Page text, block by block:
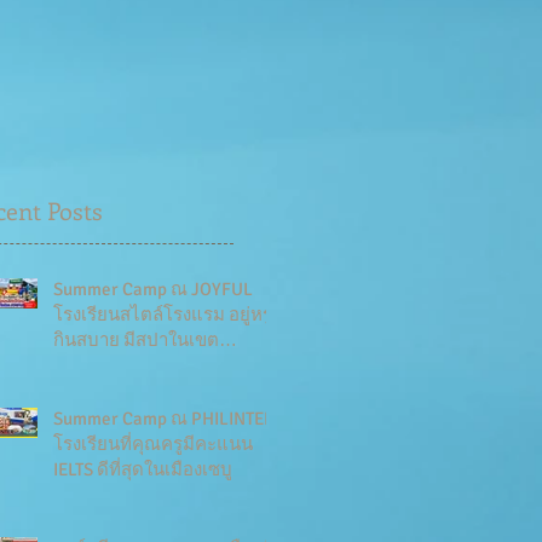
Posts
Summer Camp ณ JOYFUL
โรงเรียนสไตล์โรงแรม อยู่หรู
กินสบาย มีสปาในเขต
Summer Camp ณ PHILINTER
โรงเรียนที่คุณครูมีคะแนน
IELTS ดีที่สุดในเมืองเซบู